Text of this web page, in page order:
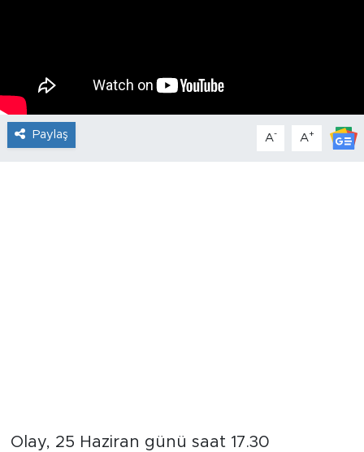
Paylaş A- A+
Olay, 25 Haziran günü saat 17.30